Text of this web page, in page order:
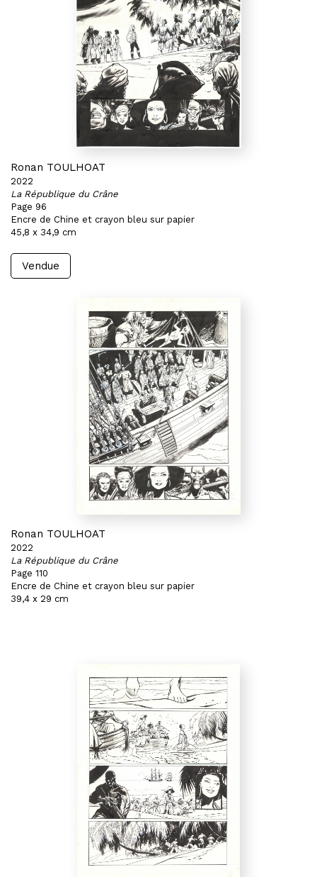
Ronan TOULHOAT
2022
La République du Crâne
Page 96
Encre de Chine et crayon bleu sur papier
45,8 x 34,9 cm
Vendue
Ronan TOULHOAT
2022
La République du Crâne
Page 110
Encre de Chine et crayon bleu sur papier
39,4 x 29 cm